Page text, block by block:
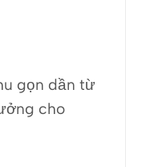
gọn dần từ
cho